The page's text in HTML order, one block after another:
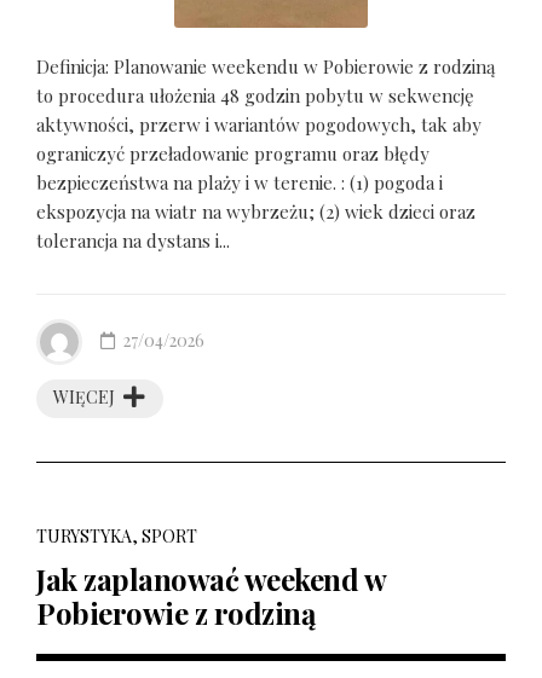
Definicja: Planowanie weekendu w Pobierowie z rodziną
to procedura ułożenia 48 godzin pobytu w sekwencję
aktywności, przerw i wariantów pogodowych, tak aby
ograniczyć przeładowanie programu oraz błędy
bezpieczeństwa na plaży i w terenie. : (1) pogoda i
ekspozycja na wiatr na wybrzeżu; (2) wiek dzieci oraz
tolerancja na dystans i...
WIĘCEJ
27/04/2026
TURYSTYKA, SPORT
Jak zaplanować weekend w
Pobierowie z rodziną